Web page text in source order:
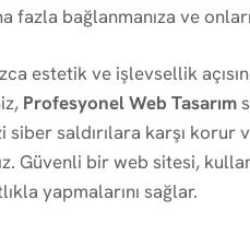
fazla bağlanmanıza ve
estetik ve işlevsellik
Profesyonel Web Tasarım
siber saldırılara karşı
Güvenli bir web sitesi,
yapmalarını sağlar.